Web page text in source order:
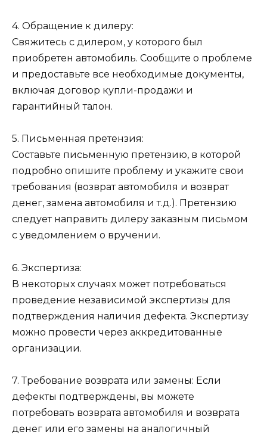
4. Обращение к дилеру:
Свяжитесь с дилером, у которого был
приобретен автомобиль. Сообщите о проблеме
и предоставьте все необходимые документы,
включая договор купли-продажи и
гарантийный талон.
5. Письменная претензия:
Составьте письменную претензию, в которой
подробно опишите проблему и укажите свои
требования (возврат автомобиля и возврат
денег, замена автомобиля и т.д.). Претензию
следует направить дилеру заказным письмом
с уведомлением о вручении.
6. Экспертиза:
В некоторых случаях может потребоваться
проведение независимой экспертизы для
подтверждения наличия дефекта. Экспертизу
можно провести через аккредитованные
организации.
7. Требование возврата или замены: Если
дефекты подтверждены, вы можете
потребовать возврата автомобиля и возврата
денег или его замены на аналогичный